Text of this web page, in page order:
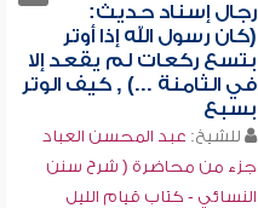
رجال إسناد حديث:
(كان رسول الله إذا أوتر
بتسع ركعات لم يقعد إلا
في الثامنة ...) , كيف الوتر
بسبع
للشيخ: عبد المحسن العباد
جزء من محاضرة ( شرح سنن
النسائي - كتاب قيام الليل